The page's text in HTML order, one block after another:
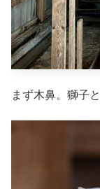
まず木鼻。獅子